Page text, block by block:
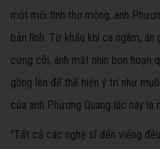
một mối tình thơ mộng, anh
bản lĩnh. Từ khẩu khí ca ngâm,
cứng cõi, ánh mắt nhìn bọn hoạn
gồng lên để thể hiện ý trí như
của anh Phương Quang lúc này là
"Tất cả các nghệ sĩ đến viếng